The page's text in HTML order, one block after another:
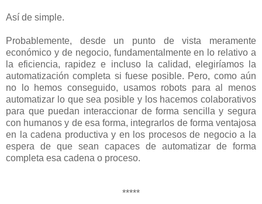
Así de simple.
Probablemente, desde un punto de vista meramente
económico y de negocio, fundamentalmente en lo relativo a
la eficiencia, rapidez e incluso la calidad, elegiríamos la
automatización completa si fuese posible. Pero, como aún
no lo hemos conseguido, usamos robots para al menos
automatizar lo que sea posible y los hacemos colaborativos
para que puedan interaccionar de forma sencilla y segura
con humanos y de esa forma, integrarlos de forma ventajosa
en la cadena productiva y en los procesos de negocio a la
espera de que sean capaces de automatizar de forma
completa esa cadena o proceso.
*****